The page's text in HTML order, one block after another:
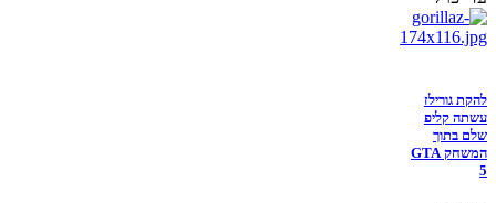
להקת גורילז
עשתה קליפ
שלם בתוך
המשחק GTA
5